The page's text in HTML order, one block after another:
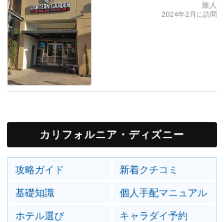
旅人
2024年2月に訪問
カリフォルニア・ディズニー
攻略ガイド
新着クチコミ
基礎知識
個人手配マニュアル
ホテル選び
キャラダイ予約